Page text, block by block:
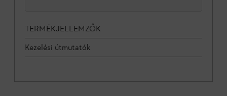
TERMÉKJELLEMZŐK
Kezelési útmutatók